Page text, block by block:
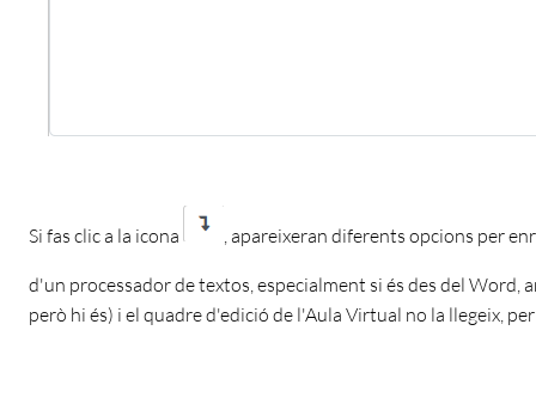
Si fas clic a la icona , apareixeran diferents opcions per
d'un processador de textos, especialment si és des del Word,
però hi és) i el quadre d'edició de l'Aula Virtual no la llegeix,